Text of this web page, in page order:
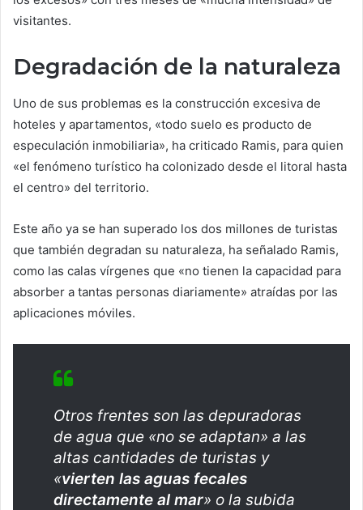
visitantes.
Degradación de la naturaleza
Uno de sus problemas es la construcción excesiva de
hoteles y apartamentos, «todo suelo es producto de
especulación inmobiliaria», ha criticado Ramis, para quien
«el fenómeno turístico ha colonizado desde el litoral hasta
el centro» del territorio.
Este año ya se han superado los dos millones de turistas
que también degradan su naturaleza, ha señalado Ramis,
como las calas vírgenes que «no tienen la capacidad para
absorber a tantas personas diariamente» atraídas por las
aplicaciones móviles.
Otros frentes son las depuradoras
de agua que «no se adaptan» a las
altas cantidades de turistas y
«vierten las aguas fecales
directamente al mar» o la subida